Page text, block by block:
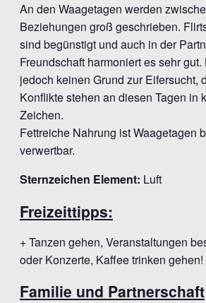
An den Waagetagen werden
Beziehungen groß geschrieben.
sind begünstigt und auch in der
Freundschaft harmoniert es sehr
jedoch keinen Grund zur Eifersucht,
Konflikte stehen an diesen Tagen in
Zeichen.
Fettreiche Nahrung ist Waagetagen
verwertbar.
Sternzeichen Element: Luft
Freizeittipps:
+ Tanzen gehen, Veranstaltungen
oder Konzerte, Kaffee trinken gehen!
Familie und Partnerschaft